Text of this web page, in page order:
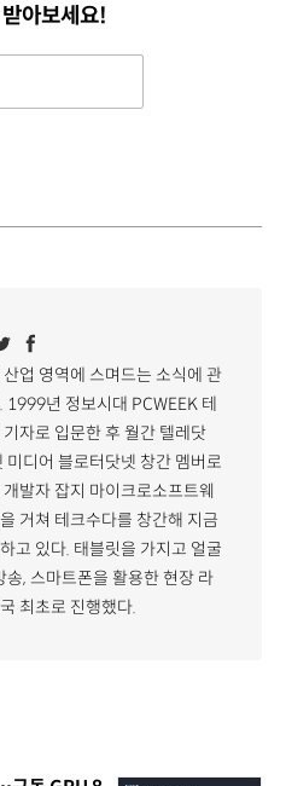
아보세요!
산업 영역에 스며드는 소식에 관
1999년 정보시대 PCWEEK 테
자로 입문한 후 월간 텔레닷
미디어 블로터닷넷 창간 멤버로
발자 잡지 마이크로소프트웨
거쳐 테크수다를 창간해 지금
고 있다. 태블릿을 가지고 얼굴
송, 스마트폰을 활용한 현장 라
최초로 진행했다.